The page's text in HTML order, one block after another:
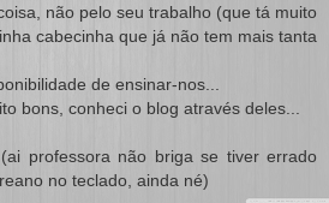
não pelo seu trabalho (que tá muito
cabecinha que já não tem mais tanta
de ensinar-nos...
bons, conheci o blog através deles...
(ai professora não briga se tiver errado
no teclado, ainda né)